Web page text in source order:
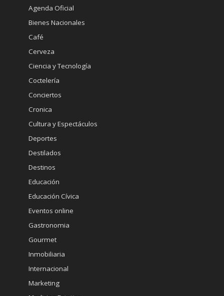
Agenda Oficial
Bienes Nacionales
Café
Cerveza
Ciencia y Tecnología
Coctelería
Conciertos
Cronica
Cultura y Espectáculos
Deportes
Destilados
Destinos
Educación
Educación Cívica
Eventos online
Gastronomia
Gourmet
Inmobiliaria
Internacional
Marketing